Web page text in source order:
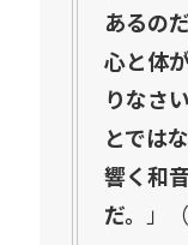
あるのだ
心と体
りなさ
とでは
響く和
だ。
」